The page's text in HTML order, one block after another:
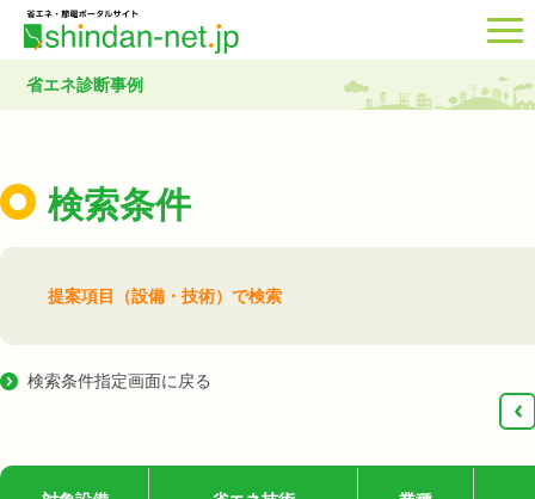
省エネ診断事例
検索条件
提案項目（設備・技術）で検索
検索条件指定画面に戻る
‹